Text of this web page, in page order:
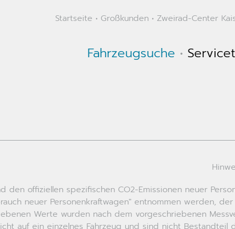
Startseite • Großkunden • Zweirad-Center
Fahrzeugsuche •
den offiziellen spezifischen CO2-Emissionen neuer
neuer Personenkraftwagen" entnommen werden,
Werte wurden nach dem vorgeschriebenen
auf ein einzelnes Fahrzeug und sind nicht